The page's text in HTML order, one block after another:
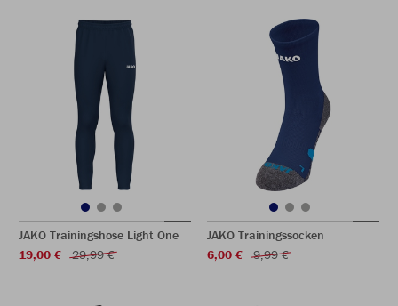
JAKO Trainingshose Light One
19,00 €
29,99 €
JAKO Trainingssocken
6,00 €
9,99 €